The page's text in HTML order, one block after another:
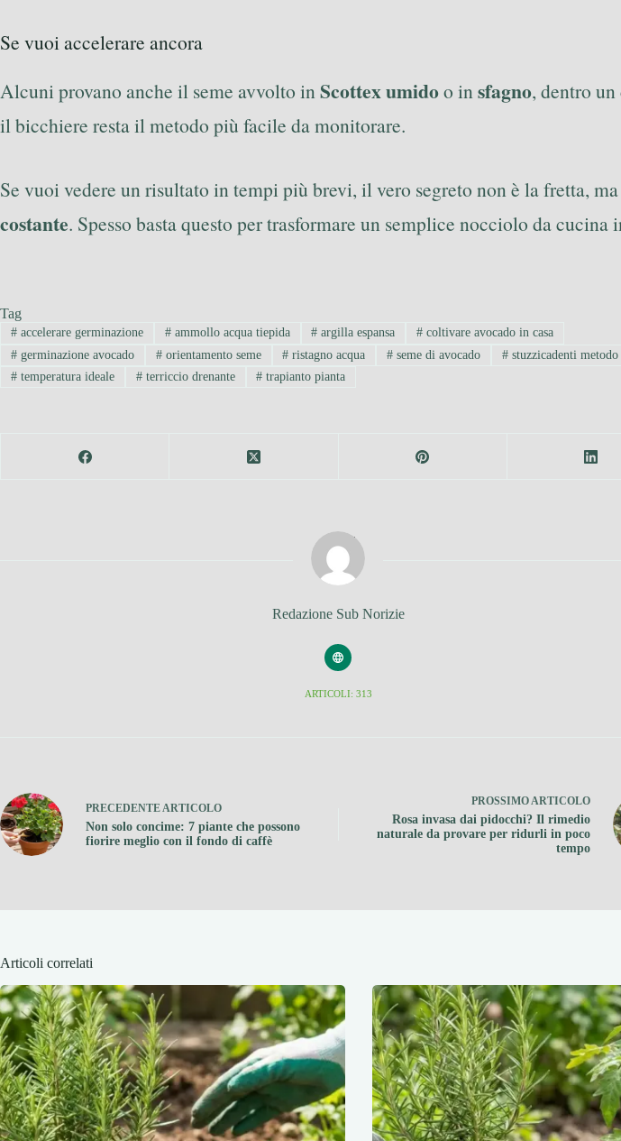
Se vuoi accelerare ancora
Alcuni provano anche il seme avvolto inScottex umidoo insfagno, dentro
il bicchiere resta il metodo più facile da monitorare.
Se vuoi vedere un risultato in tempi più brevi, il vero segreto non è la fretta,
costante. Spesso basta questo per trasformare un semplice nocciolo da
Tag
#accelerare germinazione #ammollo acqua tiepida # argilla espansa # coltivare avocado in casa
#germinazione avocado #orientamento seme # ristagno acqua # seme di avocado # stuzzicadenti metodo
#temperatura ideale #terriccio drenante # trapianto pianta
Redazione Sub Norizie
ARTICOLI: 313
PRECEDENTEARTICOLO
Non solo concime: 7 piante che possono
fiorire meglio con il fondo di caffè
PROSSIMOARTICOLO
Rosa invasa dai pidocchi? Il rimedio
naturale da provare per ridurli in poco
tempo
Articoli correlati